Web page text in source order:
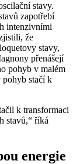
stavy.
zapotřebí
intenzivními
že
stavy,
přenášejí
pohyb v malém
pohyb stačí k
k transformaci
stavů,“ říká
energie